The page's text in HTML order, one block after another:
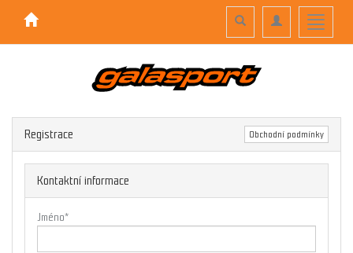
Toggle
Toggle
navigation
Toggle
search
Registrace Obchodní podmínky
Kontaktní informace
Jméno*